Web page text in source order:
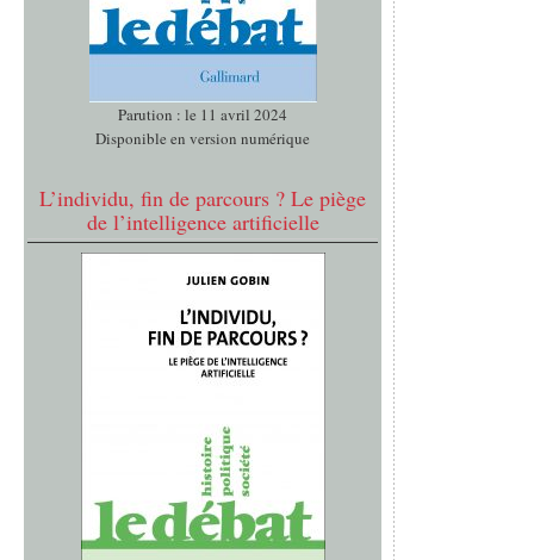
Parution : le 11 avril 2024
Disponible en version numérique
L’individu, fin de parcours ? Le piège
de l’intelligence artificielle